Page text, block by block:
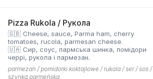
Pizza Rukola / Рукола
🇬🇧 Cheese, sauce, Parma ham, cherry
tomatoes, rucola, parmesan cheese.
🇺🇦 Сир, соус, пармська шинка, помідори
черрі, рукола і пармезан.
parmezan / pomidorki koktajlowe / rukola / ser / sos /
szynka parmeńska